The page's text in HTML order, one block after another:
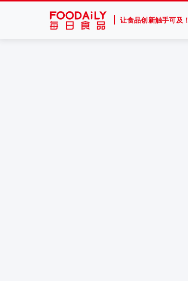
让食品创新触手可及！